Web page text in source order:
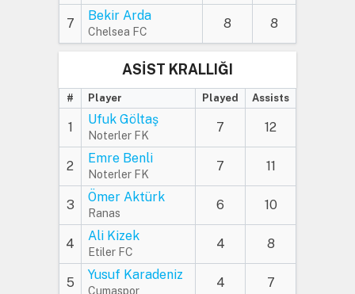
7
Bekir Arda
Chelsea FC
8 8
ASİST KRALLIĞI
# Player Played Assists
1
Ufuk Göltaş
Noterler FK
7 12
2
Emre Benli
Noterler FK
7 11
3
Ömer Aktürk
Ranas
6 10
4
Ali Kizek
Etiler FC
4 8
5
Yusuf Karadeniz
Cumaspor
4 7